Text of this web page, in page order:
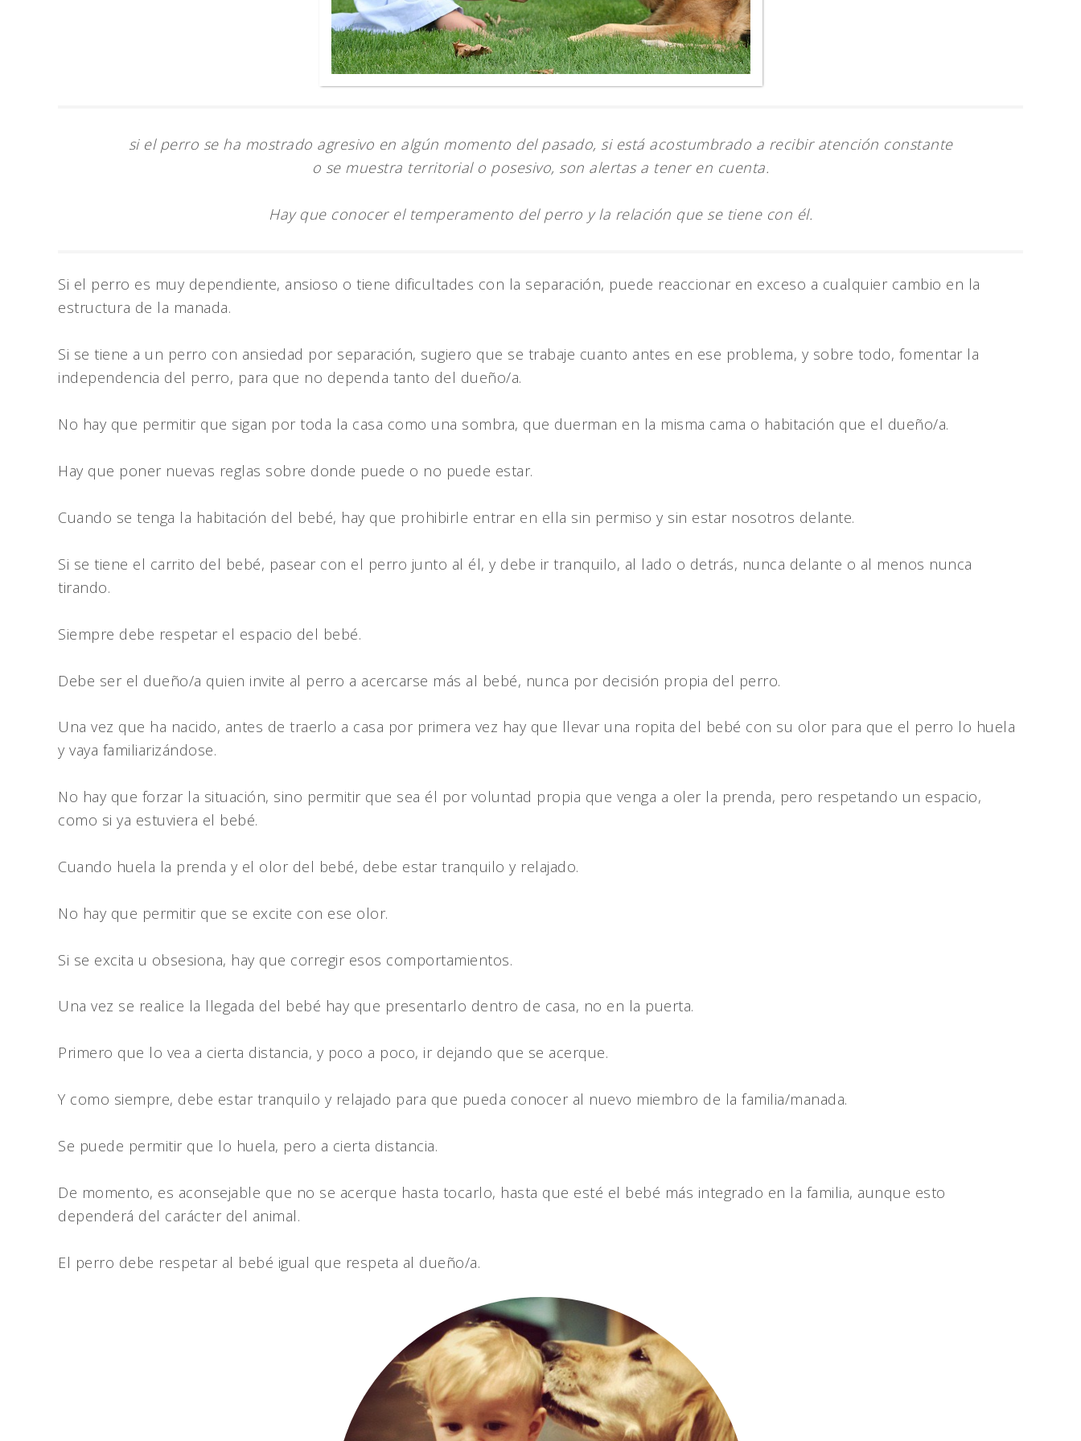
si el perro se ha mostrado agresivo en algún momento del pasado, si está acostumbrado a recibir atención constante
o se muestra territorial o posesivo, son alertas a tener en cuenta.
Hay que conocer el temperamento del perro y la relación que se tiene con él.
Si el perro es muy dependiente, ansioso o tiene dificultades con la separación, puede reaccionar en exceso a cualquier cambio en la
estructura de la manada.
Si se tiene a un perro con ansiedad por separación, sugiero que se trabaje cuanto antes en ese problema, y sobre todo, fomentar la
independencia del perro, para que no dependa tanto del dueño/a.
No hay que permitir que sigan por toda la casa como una sombra, que duerman en la misma cama o habitación que el dueño/a.
Hay que poner nuevas reglas sobre donde puede o no puede estar.
Cuando se tenga la habitación del bebé, hay que prohibirle entrar en ella sin permiso y sin estar nosotros delante.
Si se tiene el carrito del bebé, pasear con el perro junto al él, y debe ir tranquilo, al lado o detrás, nunca delante o al menos nunca
tirando.
Siempre debe respetar el espacio del bebé.
Debe ser el dueño/a quien invite al perro a acercarse más al bebé, nunca por decisión propia del perro.
Una vez que ha nacido, antes de traerlo a casa por primera vez hay que llevar una ropita del bebé con su olor para que el perro lo huela
y vaya familiarizándose.
No hay que forzar la situación, sino permitir que sea él por voluntad propia que venga a oler la prenda, pero respetando un espacio,
como si ya estuviera el bebé.
Cuando huela la prenda y el olor del bebé, debe estar tranquilo y relajado.
No hay que permitir que se excite con ese olor.
Si se excita u obsesiona, hay que corregir esos comportamientos.
Una vez se realice la llegada del bebé hay que presentarlo dentro de casa, no en la puerta.
Primero que lo vea a cierta distancia, y poco a poco, ir dejando que se acerque.
Y como siempre, debe estar tranquilo y relajado para que pueda conocer al nuevo miembro de la familia/manada.
Se puede permitir que lo huela, pero a cierta distancia.
De momento, es aconsejable que no se acerque hasta tocarlo, hasta que esté el bebé más integrado en la familia, aunque esto
dependerá del carácter del animal.
El perro debe respetar al bebé igual que respeta al dueño/a.